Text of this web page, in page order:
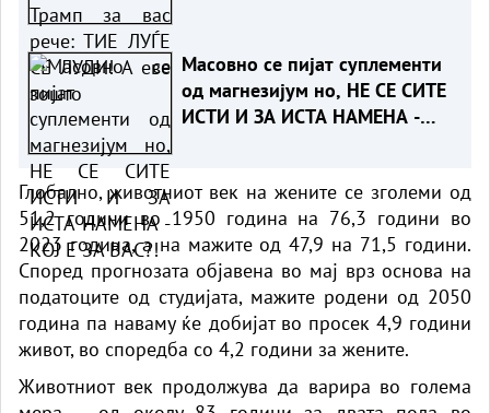
Масовно се пијат суплементи
од магнезијум но, НЕ СЕ СИТЕ
ИСТИ И ЗА ИСТА НАМЕНА -
Глобално, животниот век на жените се зголеми од
51,2 години во 1950 година на 76,3 години во
2023 година, а на мажите од 47,9 на 71,5 години.
Според прогнозата објавена во мај врз основа на
податоците од студијата, мажите родени од 2050
година па наваму ќе добијат во просек 4,9 години
живот, во споредба со 4,2 години за жените.
Животниот век продолжува да варира во голема